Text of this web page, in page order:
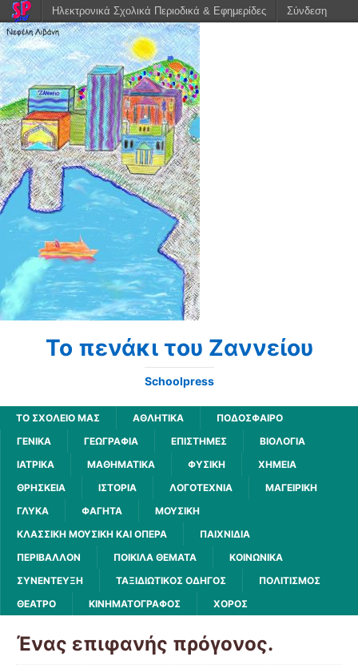
Το πενάκι του Ζαννείου
Schoolpress
ΤΟ ΣΧΟΛΕΙΟ ΜΑΣ ΑΘΛΗΤΙΚΆ
ΠΟΔΌΣΦΑΙΡΟ
ΓΕΝΙΚΆ
ΓΕΩΓΡΑΦΊΑ ΕΠΙΣΤΉΜΕΣ
ΒΙΟΛΟΓΊΑ
ΙΑΤΡΙΚΆ
ΜΑΘΗΜΑΤΙΚΆ ΦΥΣΙΚΉ
ΧΗΜΕΊΑ
ΘΡΗΣΚΕΊΑ
ΙΣΤΟΡΊΑ ΛΟΓΟΤΕΧΝΊΑ
ΜΑΓΕΙΡΙΚΉ
ΓΛΥΚΆ
ΦΑΓΗΤΆ
ΜΟΥΣΙΚΉ
ΚΛΑΣΣΙΚΉ ΜΟΥΣΙΚΉ ΚΑΙ ΌΠΕΡΑ
ΠΑΙΧΝΊΔΙΑ
ΠΕΡΙΒΆΛΛΟΝ
ΠΟΙΚΊΛΑ ΘΈΜΑΤΑ
ΚΟΙΝΩΝΙΚΆ
ΣΥΝΈΝΤΕΥΞΗ
ΤΑΞΙΔΙΩΤΙΚΌΣ ΟΔΗΓΌΣ
ΠΟΛΙΤΙΣΜΌΣ
ΘΈΑΤΡΟ
ΚΙΝΗΜΑΤΟΓΡΆΦΟΣ ΧΟΡΌΣ
Ένας επιφανής πρόγονος.
Ηλεκτρονικά Σχολικά Περιοδικά & Εφημερίδες Σύνδεση